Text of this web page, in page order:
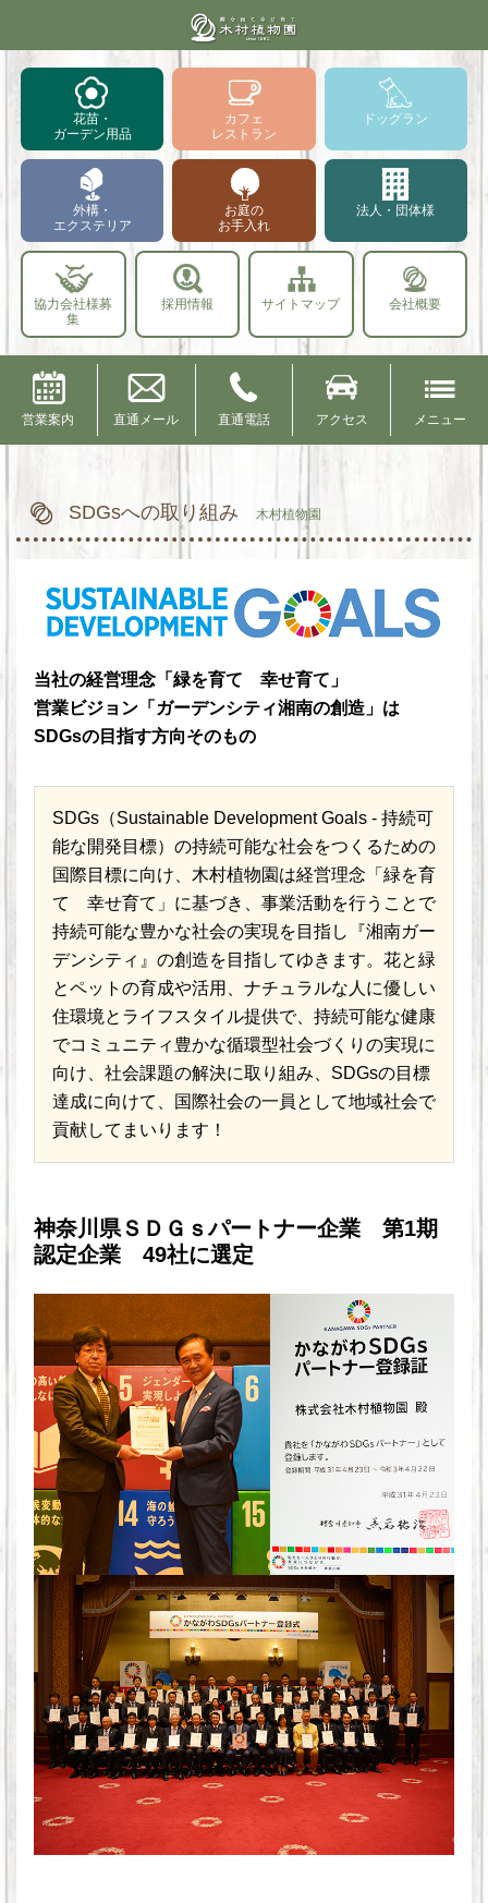
花苗・
ガーデン用品
カフェ
レストラン
ドッグラン
外構・
エクステリア
お庭の
お手入れ
法人・団体様
協力会社様募
集
採用情報 サイトマップ 会社概要
営業案内 直通メール 直通電話 アクセス メニュー
SDGsへの取り組み 木村植物園
当社の経営理念「緑を育て 幸せ育て」
営業ビジョン「ガーデンシティ湘南の創造」は
SDGsの目指す方向そのもの
SDGs（Sustainable Development Goals ‐ 持続可
能な開発目標）の持続可能な社会をつくるための
国際目標に向け、木村植物園は経営理念「緑を育
て 幸せ育て」に基づき、事業活動を行うことで
持続可能な豊かな社会の実現を目指し『湘南ガー
デンシティ』の創造を目指してゆきます。花と緑
とペットの育成や活用、ナチュラルな人に優しい
住環境とライフスタイル提供で、持続可能な健康
でコミュニティ豊かな循環型社会づくりの実現に
向け、社会課題の解決に取り組み、SDGsの目標
達成に向けて、国際社会の一員として地域社会で
貢献してまいります！
神奈川県ＳＤＧｓパートナー企業 第1期
認定企業 49社に選定